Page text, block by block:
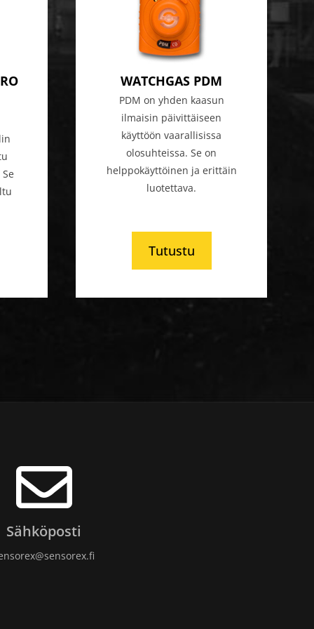
WATCHGAS PDM
PDM on yhden kaasun
ilmaisin päivittäiseen
käyttöön vaarallisissa
olosuhteissa. Se on
helppokäyttöinen ja erittäin
luotettava.
Tutustu
Sähköposti